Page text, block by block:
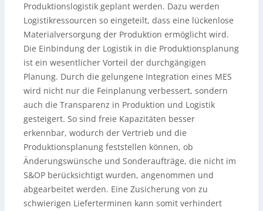
Produktionslogistik geplant werden. Dazu werden
Logistikressourcen so eingeteilt, dass eine lückenlose
Materialversorgung der Produktion ermöglicht wird.
Die Einbindung der Logistik in die Produktionsplanung
ist ein wesentlicher Vorteil der durchgängigen
Planung. Durch die gelungene Integration eines MES
wird nicht nur die Feinplanung verbessert, sondern
auch die Transparenz in Produktion und Logistik
gesteigert. So sind freie Kapazitäten besser
erkennbar, wodurch der Vertrieb und die
Produktionsplanung feststellen können, ob
Änderungswünsche und Sonderaufträge, die nicht im
S&OP berücksichtigt wurden, angenommen und
abgearbeitet werden. Eine Zusicherung von zu
schwierigen Lieferterminen kann somit verhindert